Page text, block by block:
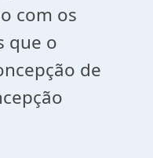
com os
que o
de